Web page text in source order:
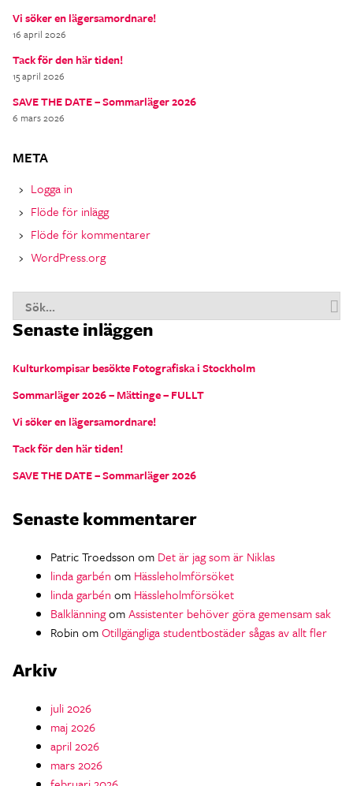
Vi söker en lägersamordnare!
16 april 2026
Tack för den här tiden!
15 april 2026
SAVE THE DATE – Sommarläger 2026
6 mars 2026
META
Logga in
Flöde för inlägg
Flöde för kommentarer
WordPress.org
Senaste inläggen
Kulturkompisar besökte Fotografiska i Stockholm
Sommarläger 2026 – Mättinge – FULLT
Vi söker en lägersamordnare!
Tack för den här tiden!
SAVE THE DATE – Sommarläger 2026
Senaste kommentarer
Patric Troedsson om Det är jag som är Niklas
linda garbén om Hässleholmförsöket
linda garbén om Hässleholmförsöket
BalklänningomAssistenter behöver göra gemensam sak
Robin omOtillgängliga studentbostäder sågas av allt fler
Arkiv
juli 2026
maj 2026
april 2026
mars 2026